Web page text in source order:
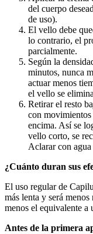
del cuerpo
de uso).
El vello debe
lo contrario, el
parcialmente.
Según la
minutos, nunca
actuar menos
el vello se
Retirar el resto
con movimientos
encima. Así se
vello corto, se
Aclarar con agua
¿Cuánto duran sus
El uso regular de
más lenta y será
menos el equivalente a
Antes de la primera